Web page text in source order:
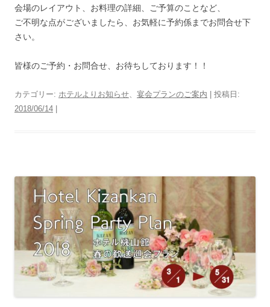
会場のレイアウト、お料理の詳細、ご予算のことなど、
ご不明な点がございましたら、お気軽に予約係までお問合せ下
さい。
皆様のご予約・お問合せ、お待ちしております！！
カテゴリー: ホテルよりお知らせ 宴会プランのご案内 | 投稿日:
2018/06/14